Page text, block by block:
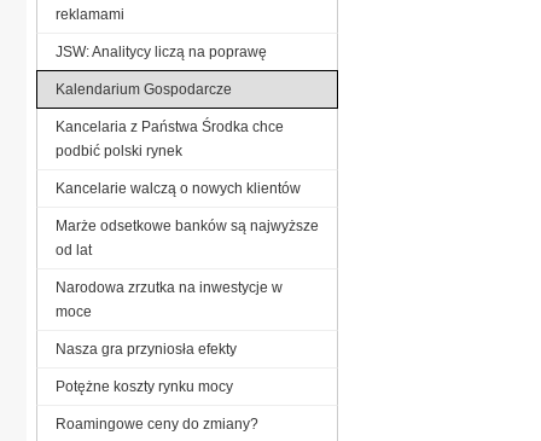
reklamami
JSW: Analitycy liczą na poprawę
Kalendarium Gospodarcze
Kancelaria z Państwa Środka chce
podbić polski rynek
Kancelarie walczą o nowych klientów
Marże odsetkowe banków są najwyższe
od lat
Narodowa zrzutka na inwestycje w
moce
Nasza gra przyniosła efekty
Potężne koszty rynku mocy
Roamingowe ceny do zmiany?